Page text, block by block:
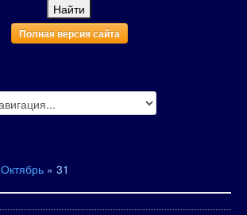
Полная версия сайта
Октябрь » 31